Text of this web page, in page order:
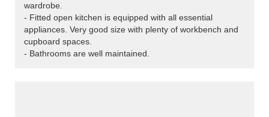
wardrobe.
- Fitted open kitchen is equipped with all essential
appliances. Very good size with plenty of workbench and
cupboard spaces.
- Bathrooms are well maintained.